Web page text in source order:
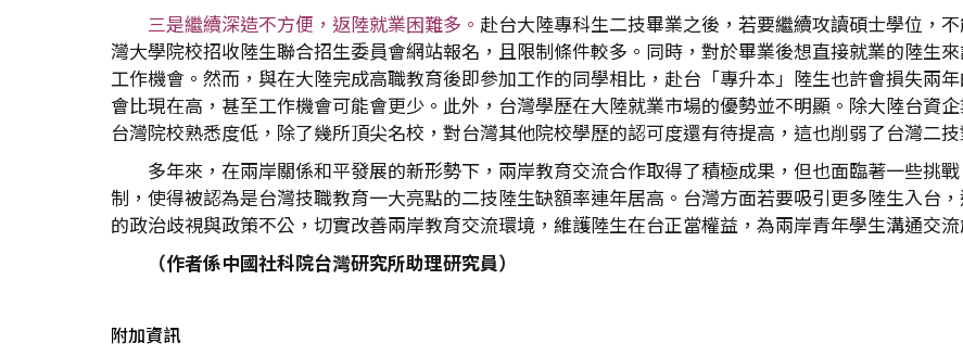
三是繼續深造不方便，返陸就業困難多。 赴台大陸專科生二技畢業之後，若要繼續攻讀碩士學位，
灣大學院校招收陸生聯合招生委員會網站報名，且限制條件較多。同時，對於畢業後想直接就業的陸生
工作機會。然而，與在大陸完成高職教育後即參加工作的同學相比，赴台「專升本」陸生也許會損失兩
會比現在高，甚至工作機會可能會更少。此外，台灣學歷在大陸就業市場的優勢並不明顯。除大陸台資
台灣院校熟悉度低，除了幾所頂尖名校，對台灣其他院校學歷的認可度還有待提高，這也削弱了台灣二技
多年來，在兩岸關係和平發展的新形勢下，兩岸教育交流合作取得了積極成果，但也面臨著一些挑
制，使得被認為是台灣技職教育一大亮點的二技陸生缺額率連年居高。台灣方面若要吸引更多陸生入台
的政治歧視與政策不公，切實改善兩岸教育交流環境，維護陸生在台正當權益，為兩岸青年學生溝通交流
（作者係中國社科院台灣研究所助理研究員）
附加資訊